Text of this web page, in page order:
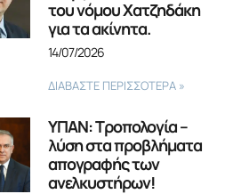
του νόμου Χατζηδάκη
για τα ακίνητα.
14/07/2026
ΔΙΑΒΑΣΤΕ ΠΕΡΙΣΣΟΤΕΡΑ »
ΥΠΑΝ: Τροπολογία –
λύση στα προβλήματα
απογραφής των
ανελκυστήρων!